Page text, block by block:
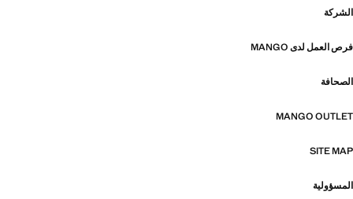
الشركة
فرص العمل لدى MANGO
الصحافة
MANGO OUTLET
SITE MAP
المسؤولية